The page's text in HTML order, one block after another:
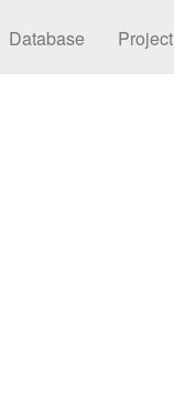
Database Project